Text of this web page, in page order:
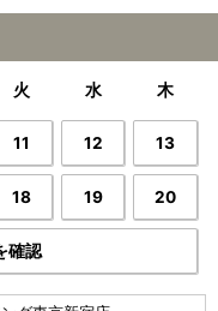
火 水 木
11 12 13
18 19 20
確認